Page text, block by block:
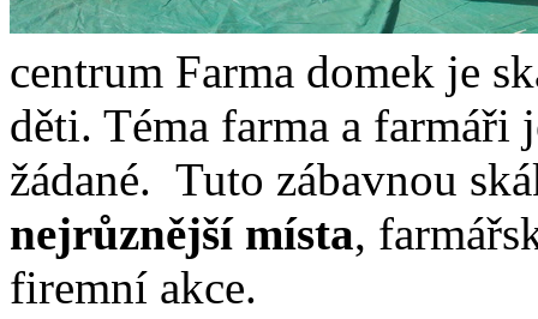
centrum Farma domek je
děti. Téma farma a farmáři
žádané. Tuto zábavnou
nejrůznější místa,
firemní akce.